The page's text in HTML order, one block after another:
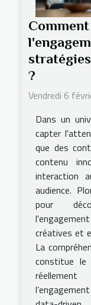
?
Vendredi 6
Dans un
capter
que des
contenu
interaction
audience.
pour
créatives et
La
constitue le